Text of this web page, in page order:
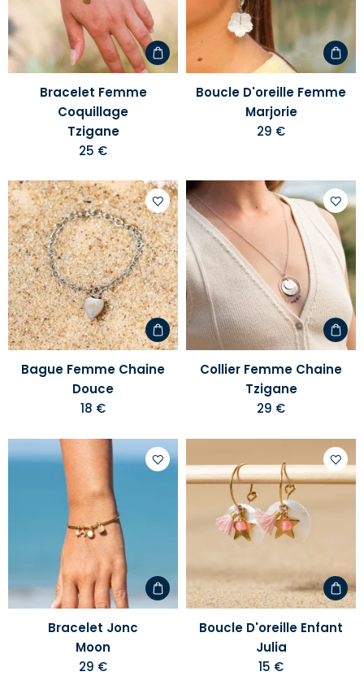
liste
d'envies
Bracelet Femme
Coquillage
Tzigane
25 €
liste
Boucle D'oreille Femme
Marjorie
29 €
Ajouter
à
votre
liste
d'envies
Bague Femme Chaine
Douce
18 €
à
votre
liste
Collier Femme Chaine
Tzigane
29 €
Ajouter
Bracelet Jonc
Moon
29 €
Boucle D'oreille Enfant
Julia
15 €